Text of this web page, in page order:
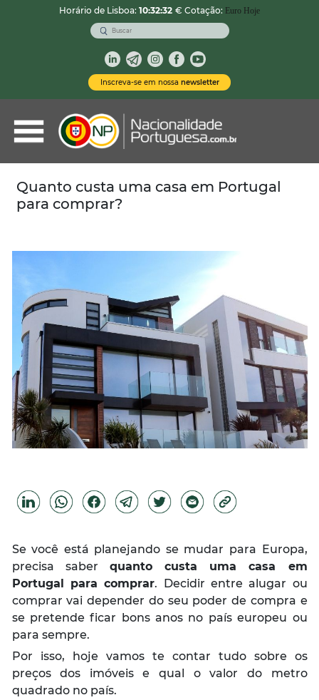
Horário de Lisboa: 10:32:33 € Cotação: Euro Hoje
Inscreva-se em nossa newsletter
Nacionalidade Portuguesa
Vistos de Residência
Imóveis em Portugal
Demais Serviços
Quanto custa uma casa em Portugal
para comprar?
Se você está planejando se mudar para Europa,
precisa saber quanto custa uma casa em
Portugal para comprar. Decidir entre alugar ou
comprar vai depender do seu poder de compra e
se pretende ficar bons anos no país europeu ou
para sempre.
Por isso, hoje vamos te contar tudo sobre os
preços dos imóveis e qual o valor do metro
quadrado no país.